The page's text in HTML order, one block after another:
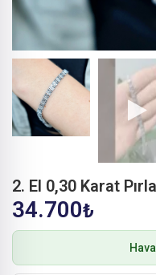
2. El 0,30 Karat
34.700₺